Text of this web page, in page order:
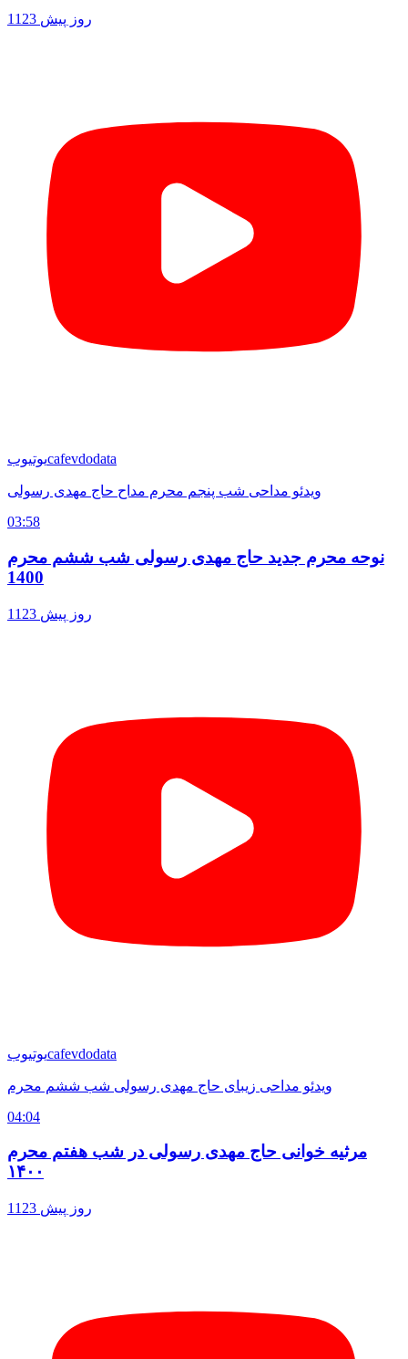
1123 روز پیش
یوتیوبcafevdodata
ویدئو مداحی شب پنجم محرم مداح حاج مهدی رسولی
03:58
نوحه محرم جدید حاج مهدی رسولی شب ششم محرم
1400
1123 روز پیش
یوتیوبcafevdodata
ویدئو مداحی زیبای حاج مهدی رسولی شب ششم محرم
04:04
مرثیه خوانی حاج مهدی رسولی در شب هفتم محرم
۱۴۰۰
1123 روز پیش